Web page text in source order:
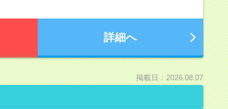
詳細へ
掲載日：2026.08.07